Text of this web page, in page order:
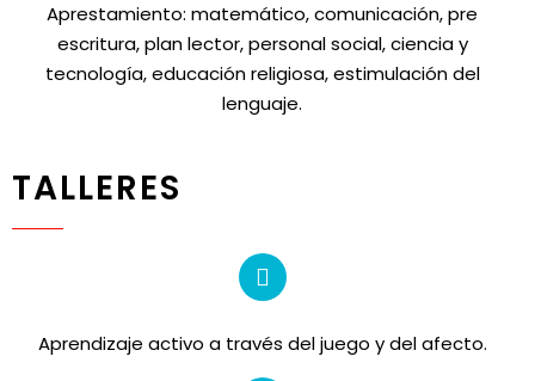
Aprestamiento: matemático, comunicación, pre
escritura, plan lector, personal social, ciencia y
tecnología, educación religiosa, estimulación del
lenguaje.
TALLERES
Aprendizaje activo a través del juego y del afecto.